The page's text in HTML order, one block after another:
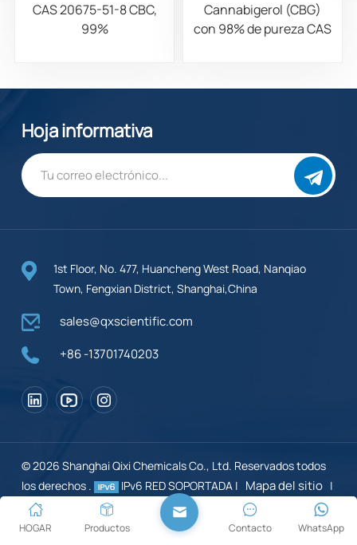
CAS 20675-51-8​​ CBC,
99%
Cannabigerol (CBG)
con 98% de pureza CAS
Hoja informativa
1st Floor, No. 477, Huancheng West Road, Nanqiao
Town, Fengxian District, Shanghai,China
sales@qxscientific.com
+86 -13701740203
© 2026 Shanghai Qixi Chemicals Co., Ltd. Reservados todos
los derechos .
IPv6 RED SOPORTADA | Mapa del sitio |
XML | política de privacidad
HOGAR Productos WhatsApp
Contacto